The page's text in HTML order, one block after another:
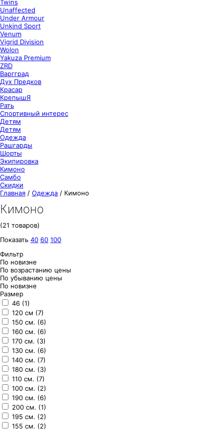
Twins
Unaffected
Under Armour
Unkind Sport
Venum
Vigrid Division
Wolon
Yakuza Premium
ZRD
Варгград
Дух Предков
Красар
КрепышЯ
Рать
Спортивный интерес
Детям
Детям
Одежда
Рашгарды
Шорты
Экипировка
Кимоно
Самбо
Скидки
Главная / Одежда / Кимоно
Кимоно
(21 товаров)
Показать 40 60 100
Фильтр
По новизне
По возрастанию цены
По убыванию цены
По новизне
Размер
46 (1)
120 см (7)
150 см. (6)
160 см. (6)
170 см. (3)
130 см. (6)
140 см. (7)
180 см. (3)
110 см. (7)
100 см. (2)
190 см. (6)
200 см. (1)
195 см. (2)
155 см. (2)